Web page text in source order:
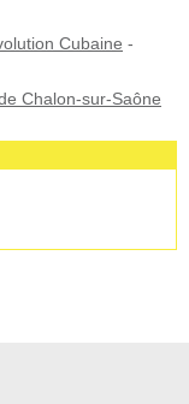
Cubaine -
Chalon-sur-Saône